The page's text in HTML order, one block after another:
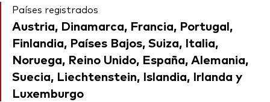
Países registrados
Austria, Dinamarca, Francia, Portugal,
Finlandia, Países Bajos, Suiza, Italia,
Noruega, Reino Unido, España, Alemania,
Suecia, Liechtenstein, Islandia, Irlanda y
Luxemburgo